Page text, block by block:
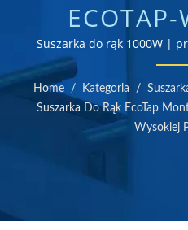
DO RĄK |
KRANÓW
Suszarka do rąk 1000W |
dozowników mydła
Home / Kategoria /
Suszarka Do Rąk EcoTap
Wysokiej